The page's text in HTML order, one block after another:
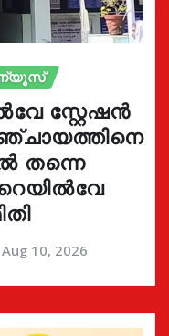
സ്റ്റേഷൻ
തന്നെ
Aug 10, 2026